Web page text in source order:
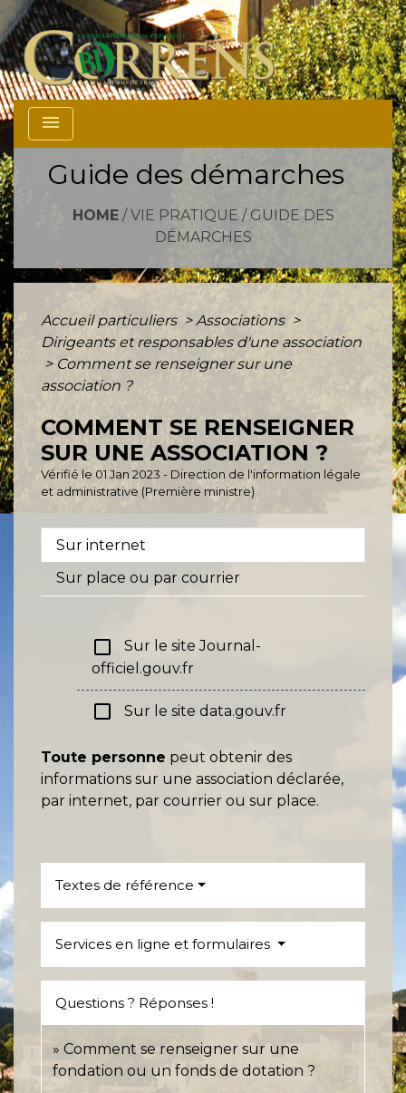
menu
Guide des démarches
HOME/ VIE PRATIQUE / GUIDE DES
DÉMARCHES
Accueil particuliers > Associations >
Dirigeants et responsables d'une association
> Comment se renseigner sur une
association ?
COMMENT SE RENSEIGNER
SUR UNE ASSOCIATION ?
Vérifié le 01 Jan 2023 - Direction de l'information légale
et administrative (Première ministre)
Sur internet
Sur place ou par courrier
check_box_outline_blank
Sur le site Journal-
officiel.gouv.fr
check_box_outline_blank Sur le site data.gouv.fr
Toute personne peut obtenir des
informations sur une association déclarée,
par internet, par courrier ou sur place.
Textes de référence
Services en ligne et formulaires
Questions ? Réponses !
Comment se renseigner sur une
fondation ou un fonds de dotation ?